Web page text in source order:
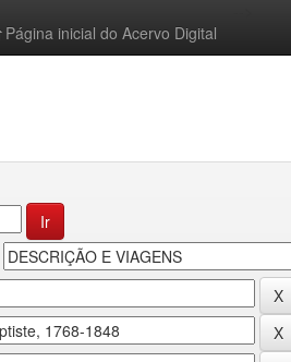
Página inicial do Acervo Digital